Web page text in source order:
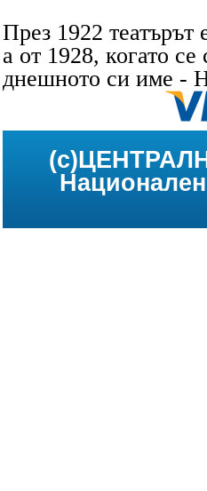
През 1922
а от 1928, когато
днешното си име -
Национален